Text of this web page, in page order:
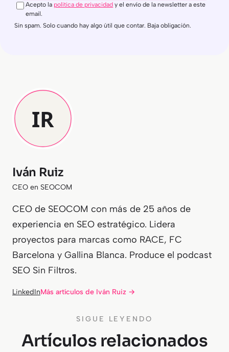
Acepto la política de privacidad y el envío de la newsletter a este
email.
Sin spam. Solo cuando hay algo útil que contar. Baja obligación.
Iván Ruiz
CEO en SEOCOM
CEO de SEOCOM con más de 25 años de
experiencia en SEO estratégico. Lidera
proyectos para marcas como RACE, FC
Barcelona y Gallina Blanca. Produce el podcast
SEO Sin Filtros.
LinkedInMás artículos de Iván Ruiz →
SIGUE LEYENDO
Artículos relacionados